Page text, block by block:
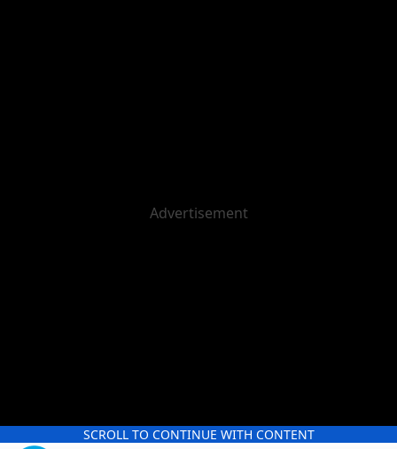
SCROLL TO CONTINUE WITH CONTENT